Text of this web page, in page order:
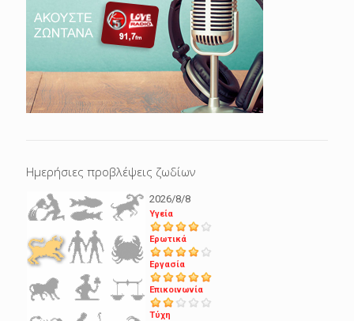
Ημερήσιες προβλέψεις ζωδίων
2026/8/8
Υγεία
Ερωτικά
Εργασία
Επικοινωνία
Τύχη